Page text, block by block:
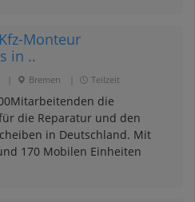
Monteur
in ..
Bremen Teilzeit
die
die Reparatur und den
in Deutschland. Mit
170 Mobilen Einheiten